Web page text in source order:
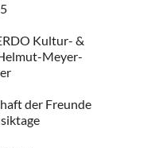
Kultur- &
Meyer-
der Freunde